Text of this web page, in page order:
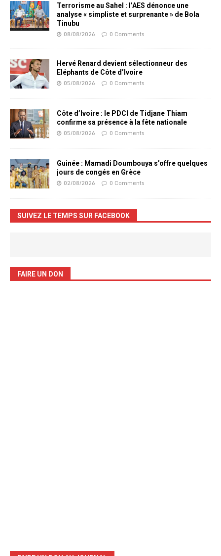
Terrorisme au Sahel : l’AES dénonce une
analyse « simpliste et surprenante » de Bola
Tinubu
08/08/2026 0 Comments
Hervé Renard devient sélectionneur des
Eléphants de Côte d’Ivoire
05/08/2026 0 Comments
Côte d’Ivoire : le PDCI de Tidjane Thiam
confirme sa présence à la fête nationale
05/08/2026 0 Comments
Guinée : Mamadi Doumbouya s’offre quelques
jours de congés en Grèce
02/08/2026 0 Comments
SUIVEZ LE TEMPS SUR FACEBOOK
FAIRE UN DON